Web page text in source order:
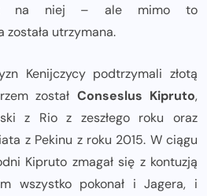
na niej – ale mimo to
utrzymana.
Kenijczycy podtrzymali złotą
został Conseslus Kipruto,
z Rio z zeszłego roku oraz
z Pekinu z roku 2015. W ciągu
Kipruto zmagał się z kontuzją
wszystko pokonał i Jagera, i